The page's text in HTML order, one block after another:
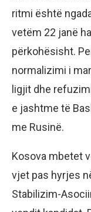
ritmi është
vetëm 22 janë
përkohësisht.
normalizimi i
ligjit dhe
e jashtme të
me Rusinë.
Kosova mbetet
vjet pas hyrjes
Stabilizim-